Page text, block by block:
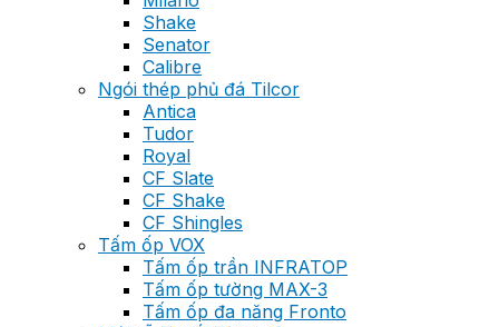
Shake
Senator
Calibre
Ngói thép phủ đá Tilcor
Antica
Tudor
Royal
CF Slate
CF Shake
CF Shingles
Tấm ốp VOX
Tấm ốp trần INFRATOP
Tấm ốp tường MAX-3
Tấm ốp đa năng Fronto